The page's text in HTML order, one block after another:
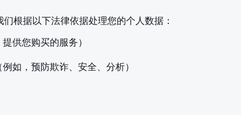
根据以下法律依据处理您的个人数据：
供您购买的服务）
如，预防欺诈、安全、分析）